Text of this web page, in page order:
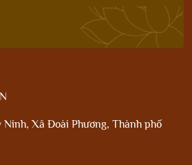
Ninh, Xã Đoài Phương, Thành phố